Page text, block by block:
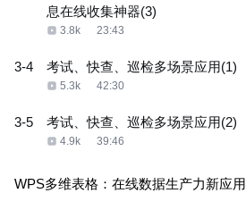
息在线收集神器(3)
3.8k 23:43
3-4 考试、快查、巡检多场景应用(1)
5.3k 42:30
3-5 考试、快查、巡检多场景应用(2)
4.9k 39:46
WPS多维表格：在线数据生产力新应用